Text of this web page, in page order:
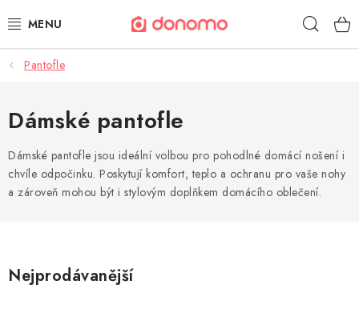
na
POLŠTÁŘE A PŘIKRÝVKY
MATRACE A TOPPERY
NÁBYTEK
OBLEČENÍ A OBUV
TEXTIL A KOBERCE
Pantofle
Dámské pantofle
Dámské pantofle jsou ideální volbou pro pohodlné domácí nošení i
chvíle odpočinku. Poskytují komfort, teplo a ochranu pro vaše nohy
a zároveň mohou být i stylovým doplňkem domácího oblečení.
Nejprodávanější